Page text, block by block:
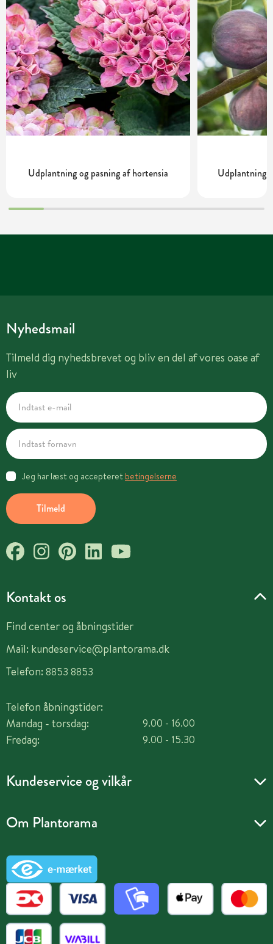
Udplantning og pasning af hortensia Udplantning
Kontakt os
Find center og åbningstider
Mail: kundeservice@plantorama.dk
Telefon: 8853 8853
Telefon åbningstider:
Mandag - torsdag:
Fredag:
9.00 - 16.00
9.00 - 15.30
Kundeservice og vilkår
Om Plantorama
Nyhedsmail
Tilmeld dig nyhedsbrevet og bliv en del af vores oase af
liv
Tilmeld
Jeg har læst og accepteret betingelserne